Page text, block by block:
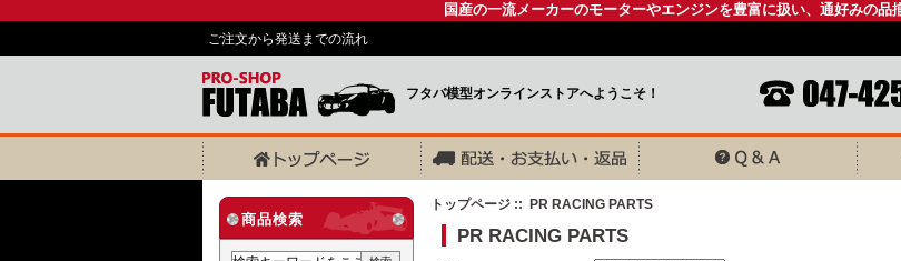
国産の一流メーカーのモーターやエンジンを豊富に扱い、通好みの品
ご注文から発送までの流れ
フタバ模型オンラインストアへようこそ！
商品検索
トップページ :: PR RACING PARTS
PR RACING PARTS